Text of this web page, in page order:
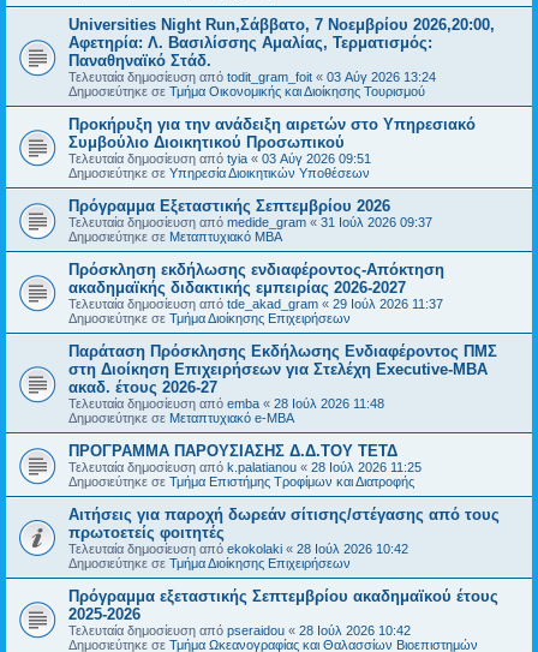
Universities Night Run,Σάββατο, 7 Νοεμβρίου 2026,20:00,
Αφετηρία: Λ. Βασιλίσσης Αμαλίας, Τερματισμός:
Παναθηναϊκό Στάδ.
Τελευταία δημοσίευση από todit_gram_foit « 03 Αύγ 2026 13:24
Δημοσιεύτηκε σε Τμήμα Οικονομικής και Διοίκησης Τουρισμού
Προκήρυξη για την ανάδειξη αιρετών στο Υπηρεσιακό
Συμβούλιο Διοικητικού Προσωπικού
Τελευταία δημοσίευση από tyia « 03 Αύγ 2026 09:51
Δημοσιεύτηκε σε Υπηρεσία Διοικητικών Υποθέσεων
Πρόγραμμα Εξεταστικής Σεπτεμβρίου 2026
Τελευταία δημοσίευση από medide_gram « 31 Ιούλ 2026 09:37
Δημοσιεύτηκε σε Μεταπτυχιακό MBA
Πρόσκληση εκδήλωσης ενδιαφέροντος-Απόκτηση
ακαδημαϊκής διδακτικής εμπειρίας 2026-2027
Τελευταία δημοσίευση από tde_akad_gram « 29 Ιούλ 2026 11:37
Δημοσιεύτηκε σε Τμήμα Διοίκησης Επιχειρήσεων
Παράταση Πρόσκλησης Εκδήλωσης Ενδιαφέροντος ΠΜΣ
στη Διοίκηση Επιχειρήσεων για Στελέχη Executive-MBΑ
ακαδ. έτους 2026-27
Τελευταία δημοσίευση από emba « 28 Ιούλ 2026 11:48
Δημοσιεύτηκε σε Μεταπτυχιακό e-MBA
ΠΡΟΓΡΑΜΜΑ ΠΑΡΟΥΣΙΑΣΗΣ Δ.Δ.ΤΟΥ ΤΕΤΔ
Τελευταία δημοσίευση από k.palatianou « 28 Ιούλ 2026 11:25
Δημοσιεύτηκε σε Τμήμα Επιστήμης Τροφίμων και Διατροφής
Αιτήσεις για παροχή δωρεάν σίτισης/στέγασης από τους
πρωτοετείς φοιτητές
Τελευταία δημοσίευση από ekokolaki « 28 Ιούλ 2026 10:42
Δημοσιεύτηκε σε Τμήμα Διοίκησης Επιχειρήσεων
Πρόγραμμα εξεταστικής Σεπτεμβρίου ακαδημαϊκού έτους
2025-2026
Τελευταία δημοσίευση από pseraidou « 28 Ιούλ 2026 10:42
Δημοσιεύτηκε σε Τμήμα Ωκεανογραφίας και Θαλασσίων Βιοεπιστημών